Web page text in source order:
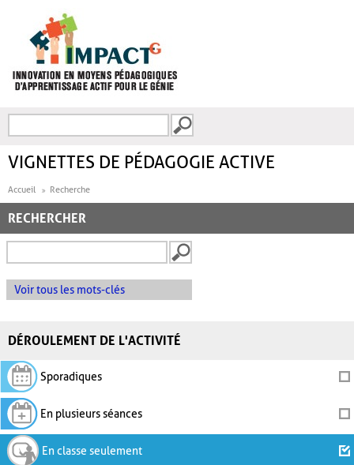
FORMULAIRE DE
VIGNETTES DE PÉDAGOGIE ACTIVE
Accueil Recherche
RECHERCHER
Voir tous les mots-clés
DÉROULEMENT DE L'ACTIVITÉ
Sporadiques
En plusieurs séances
En classe seulement